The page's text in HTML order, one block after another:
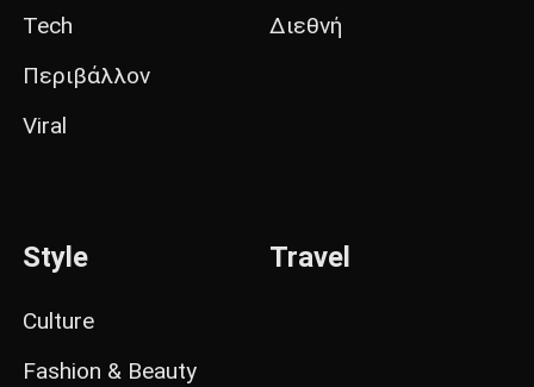
Tech
Περιβάλλον
Viral
Διεθνή
Style
Culture
Fashion & Beauty
Travel